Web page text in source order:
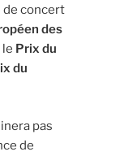
de concert
des
le Prix du
du
pas
de